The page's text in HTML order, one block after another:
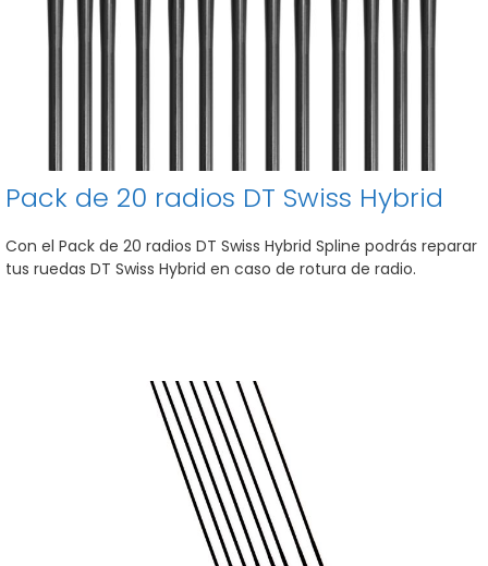
Pack de 20 radios DT Swiss Hybrid
Con el Pack de 20 radios DT Swiss Hybrid Spline podrás reparar
tus ruedas DT Swiss Hybrid en caso de rotura de radio.